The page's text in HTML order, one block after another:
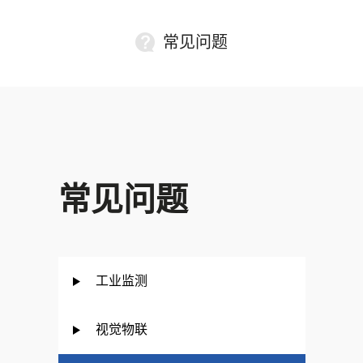
常见问题
常见问题
工业监测
视觉物联